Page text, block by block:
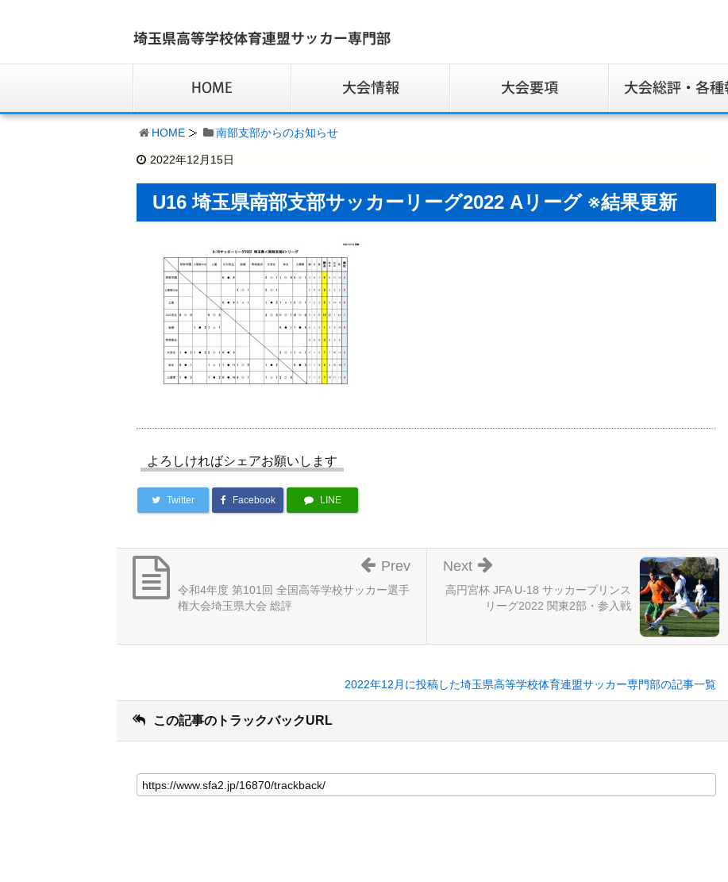
HOME 南部支部からのお知らせ
2022年12月15日
U16 埼玉県南部支部サッカーリーグ2022 Aリーグ ※結果更新
よろしければシェアお願いします
Twitter Facebook LINE
高円宮杯 JFA U-18 サッカープリンス
リーグ2022 関東2部・参入戦
Next
令和4年度 第101回 全国高等学校サッカー選手
権大会埼玉県大会 総評
Prev
2022年12月に投稿した埼玉県高等学校体育連盟サッカー専門部の記事一覧
この記事のトラックバックURL